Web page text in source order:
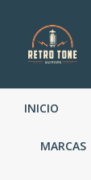
INICIO
MARCAS